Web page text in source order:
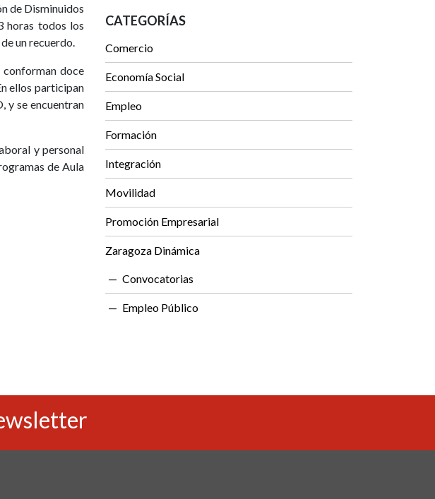
de Disminuidos
horas todos los
un recuerdo.
doce
ellos participan
y se encuentran
y personal
de Aula
CATEGORÍAS
Comercio
Economía Social
Empleo
Formación
Integración
Movilidad
Promoción Empresarial
Zaragoza Dinámica
Convocatorias
Empleo Público